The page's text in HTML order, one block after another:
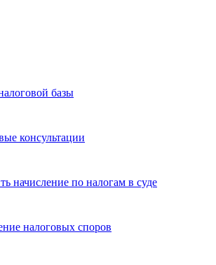
базы
консультации
начисление по налогам в суде
налоговых споров